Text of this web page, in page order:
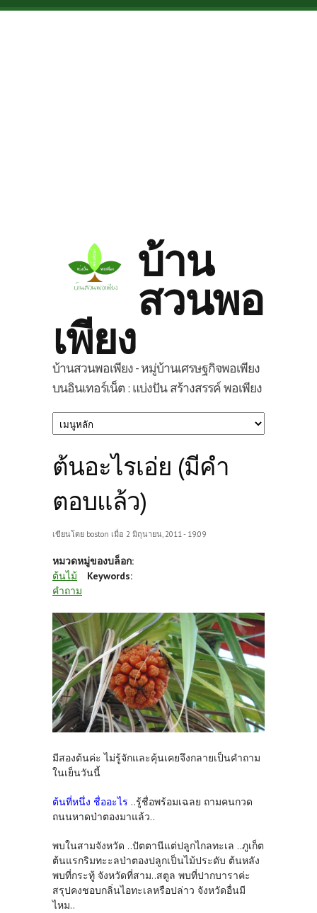
Skip to main content
บ้าน
สวนพอ
เพียง
บ้านสวนพอเพียง - หมู่บ้านเศรษฐกิจพอเพียง
บนอินเทอร์เน็ต : แบ่งปัน สร้างสรรค์ พอเพียง
ต้นอะไรเอ่ย (มีคำ
ตอบแล้ว)
เขียนโดย boston เมื่อ 2 มิถุนายน, 2011 - 19:09
หมวดหมู่ของบล็อก:
ต้นไม้
Keywords:
คำถาม
มีสองต้นค่ะ ไม่รู้จักและคุ้นเคยจึงกลายเป็นคำถาม
ในเย็นวันนี้
ต้นที่หนึ่ง ชื่ออะไร ..รู้ชื่อพร้อมเฉลย ถามคนกวด
ถนนหาดป่าตองมาแล้ว..
พบในสามจังหวัด ..ปัตตานีแต่ปลูกไกลทะเล ..ภูเก็ต
ต้นแรกริมทะะลป่าตองปลูกเป็นไม้ประดับ ต้นหลัง
พบที่กระทู้ จังหวัดที่สาม..สตูล พบที่ปากบาราค่ะ
สรุปคงชอบกลิ่นไอทะเลหรือปล่าว จังหวัดอื่นมี
ไหม..